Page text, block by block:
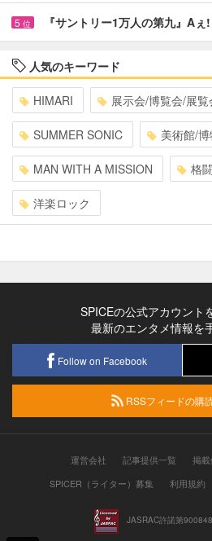
5 位 『サントリー1万人の第九』A
人気のキーワード
HIMARI 展示会/博覧会/展覧
SUMMER SONIC 美術館/
MAN WITH A MISSION 格
洋楽ロック
SPICEの公式アカウント
最新のエンタメ情報を
Follow on Facebook
RSSフィードの購
運営会社 記事提供一覧
掲
SPICER（ライター）募集
利用規約
JASRAC許諾第